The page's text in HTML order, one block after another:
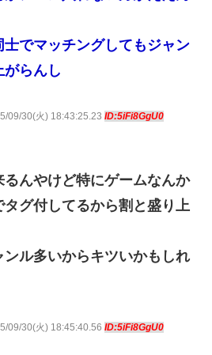
士でマッチングしてもジャン
がらんし
09/30(火) 18:43:25.23 ID:5iFi8GgU0
んやけど特にゲームなんか
グ付してるから割と盛り上
ル多いからキツいかもしれ
09/30(火) 18:45:40.56 ID:5iFi8GgU0